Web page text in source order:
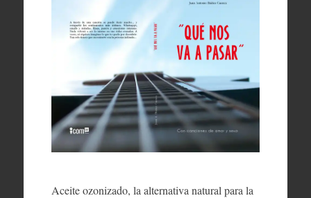
Aceite ozonizado, la alternativa natural para la